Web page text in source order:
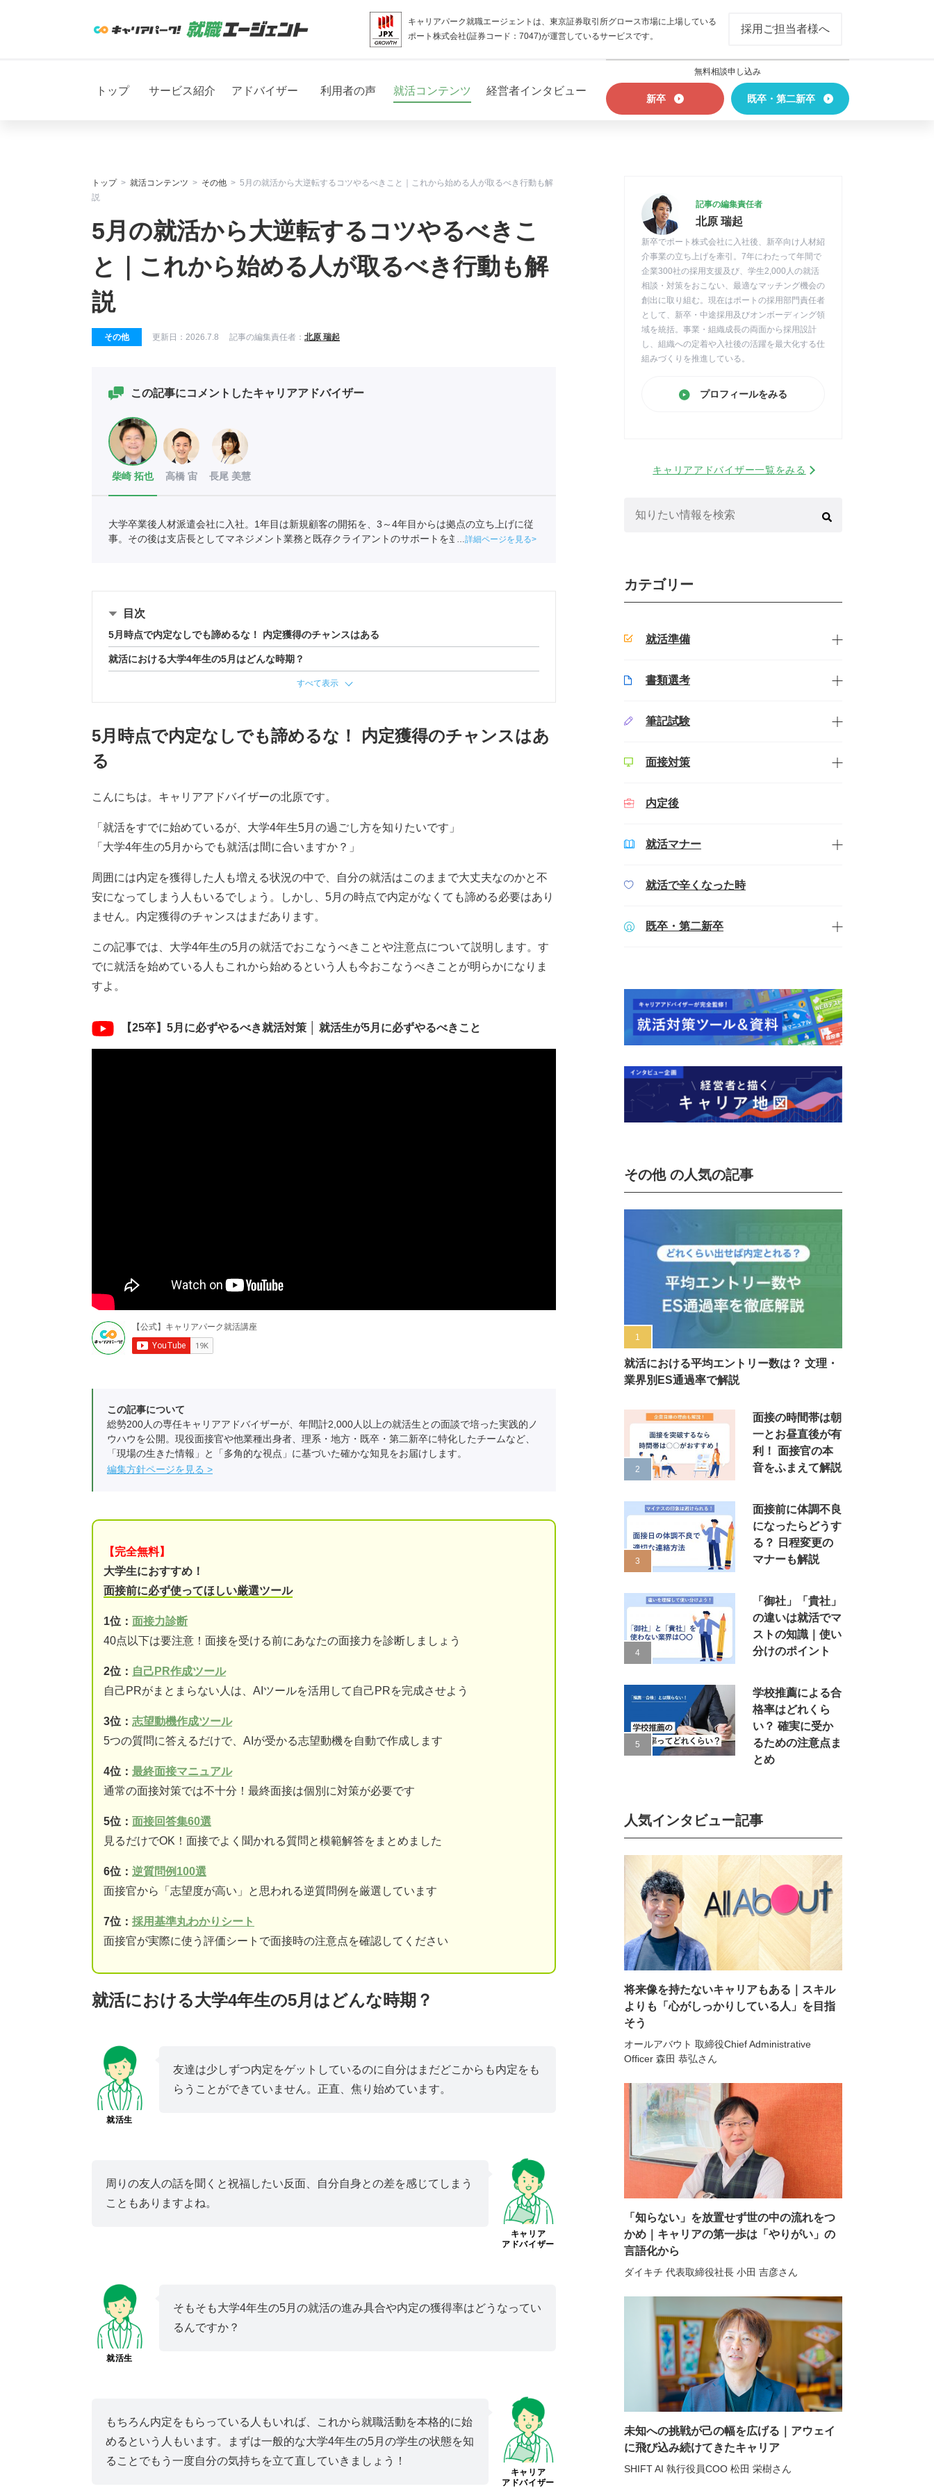
キャリアパーク就職エージェントは、東京証券取引所グロース市場に上場している
ポート株式会社(証券コード：7047)が運営しているサービスです。
採用ご担当者様へ
トップ サービス紹介 アドバイザー 利用者の声 就活コンテンツ 経営者インタビュー
無料相談申し込み
新卒 既卒・第二新卒
トップ 就活コンテンツ その他
5月の就活から大逆転するコツやるべきこと｜これから始める人が取るべき行動も解
説
5月の就活から大逆転するコツやるべきこ
と｜これから始める人が取るべき行動も解
説
その他 更新日： 2026.7.8 記事の編集責任者： 北原 瑞起
この記事にコメントしたキャリアアドバイザー
柴崎 拓也 高橋 宙 長尾 美慧
大学卒業後人材派遣会社に入社。1年目は新規顧客の開拓を、3～4年目からは拠点の立ち上げに従
事。その後は支店長としてマネジメント業務と既存クライアントのサポートを並行しておこなう。
詳細ページを見る
目次
5月時点で内定なしでも諦めるな！ 内定獲得のチャンスはある
就活における大学4年生の5月はどんな時期？
すべて表示
5月時点で内定なしでも諦めるな！ 内定獲得のチャンスはあ
る
こんにちは。キャリアアドバイザーの北原です。
「就活をすでに始めているが、大学4年生5月の過ごし方を知りたいです」
「大学4年生の5月からでも就活は間に合いますか？」
周囲には内定を獲得した人も増える状況の中で、自分の就活はこのままで大丈夫なのかと不
安になってしまう人もいるでしょう。しかし、5月の時点で内定がなくても諦める必要はあり
ません。内定獲得のチャンスはまだあります。
この記事では、大学4年生の5月の就活でおこなうべきことや注意点について説明します。す
でに就活を始めている人もこれから始めるという人も今おこなうべきことが明らかになりま
すよ。
【25卒】5月に必ずやるべき就活対策 │ 就活生が5月に必ずやるべきこと
この記事について
総勢200人の専任キャリアアドバイザーが、年間計2,000人以上の就活生との面談で培った実践的ノ
ウハウを公開。現役面接官や他業種出身者、理系・地方・既卒・第二新卒に特化したチームなど、
「現場の生きた情報」と「多角的な視点」に基づいた確かな知見をお届けします。
編集方針ページを見る
【完全無料】
大学生におすすめ！
面接前に必ず使ってほしい厳選ツール
1位： 面接力診断
40点以下は要注意！面接を受ける前にあなたの面接力を診断しましょう
2位： 自己PR作成ツール
自己PRがまとまらない人は、AIツールを活用して自己PRを完成させよう
3位： 志望動機作成ツール
5つの質問に答えるだけで、AIが受かる志望動機を自動で作成します
4位： 最終面接マニュアル
通常の面接対策では不十分！最終面接は個別に対策が必要です
5位： 面接回答集60選
見るだけでOK！面接でよく聞かれる質問と模範解答をまとめました
6位： 逆質問例100選
面接官から「志望度が高い」と思われる逆質問例を厳選しています
7位： 採用基準丸わかりシート
面接官が実際に使う評価シートで面接時の注意点を確認してください
就活における大学4年生の5月はどんな時期？
就活生
友達は少しずつ内定をゲットしているのに自分はまだどこからも内定をも
らうことができていません。正直、焦り始めています。
キャリア
アドバイザー
周りの友人の話を聞くと祝福したい反面、自分自身との差を感じてしまう
こともありますよね。
就活生
そもそも大学4年生の5月の就活の進み具合や内定の獲得率はどうなってい
るんですか？
キャリア
アドバイザー
もちろん内定をもらっている人もいれば、これから就職活動を本格的に始
めるという人もいます。まずは一般的な大学4年生の5月の学生の状態を知
ることでもう一度自分の気持ちを立て直していきましょう！
記事の編集責任者
北原 瑞起
新卒でポート株式会社に入社後、新卒向け人材紹
介事業の立ち上げを牽引。7年にわたって年間で
企業300社の採用支援及び、学生2,000人の就活
相談・対策をおこない、最適なマッチング機会の
創出に取り組む。現在はポートの採用部門責任者
として、新卒・中途採用及びオンボーディング領
域を統括。事業・組織成長の両面から採用設計
し、組織への定着や入社後の活躍を最大化する仕
組みづくりを推進している。
プロフィールをみる
キャリアアドバイザー一覧をみる
カテゴリー
就活準備
書類選考
筆記試験
面接対策
内定後
就活マナー
就活で辛くなった時
既卒・第二新卒
その他 の人気の記事
就活における平均エントリー数は？ 文理・
業界別ES通過率で解説
面接の時間帯は朝
一とお昼直後が有
利！ 面接官の本
音をふまえて解説
面接前に体調不良
になったらどうす
る？ 日程変更の
マナーも解説
「御社」「貴社」
の違いは就活でマ
ストの知識｜使い
分けのポイント
学校推薦による合
格率はどれくら
い？ 確実に受か
るための注意点ま
とめ
人気インタビュー記事
将来像を持たないキャリアもある｜スキル
よりも「心がしっかりしている人」を目指
そう
オールアバウト 取締役Chief Administrative
Officer 森田 恭弘さん
「知らない」を放置せず世の中の流れをつ
かめ｜キャリアの第一歩は「やりがい」の
言語化から
ダイキチ 代表取締役社長 小田 吉彦さん
未知への挑戦が己の幅を広げる｜アウェイ
に飛び込み続けてきたキャリア
SHIFT AI 執行役員COO 松田 栄樹さん